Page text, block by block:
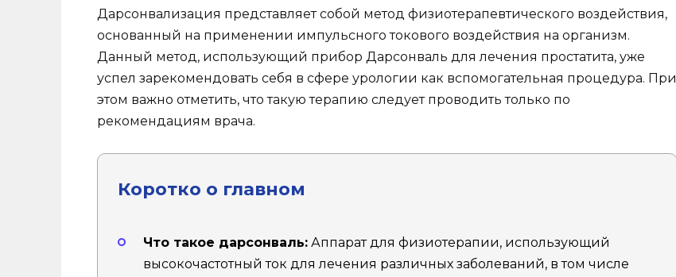
Дарсонвализация представляет собой метод физиотерапевтического воздействия,
основанный на применении импульсного токового воздействия на организм.
Данный метод, использующий прибор Дарсонваль для лечения простатита, уже
успел зарекомендовать себя в сфере урологии как вспомогательная процедура. При
этом важно отметить, что такую терапию следует проводить только по
рекомендациям врача.
Коротко о главном
Что такое дарсонваль: Аппарат для физиотерапии, использующий
высокочастотный ток для лечения различных заболеваний, в том числе